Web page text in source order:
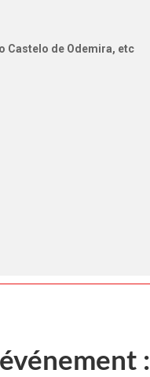
Castelo de Odemira, etc
: